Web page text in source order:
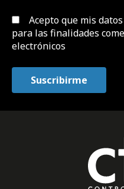
Acepto que mis
para las finalidades
electrónicos